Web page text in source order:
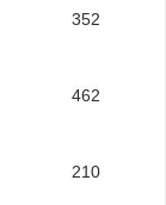
352
462
210